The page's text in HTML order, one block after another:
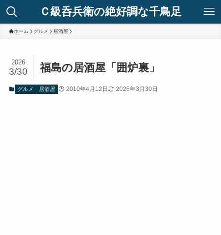
Ｃ級呑兵衛の絶好調な千鳥足
ホーム グルメ 居酒屋
福島の居酒屋「囲炉裏」
2026
3/30
グルメ 居酒屋 2010年4月12日 2026年3月30日